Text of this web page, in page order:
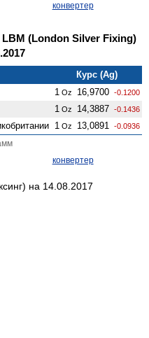
конвертер
LBM (London Silver Fixing)
Курс (Ag)
1 Oz 16,9700 -0.1200
1 Oz 14,3887 -0.1436
1 Oz 13,0891 -0.0936
конвертер
на 14.08.2017